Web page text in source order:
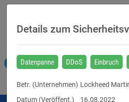
Details zum
Datenpanne DDoS Einbruch
Betr. (Unternehmen) Lockheed
Datum (Veröffent.)
16.08.2022